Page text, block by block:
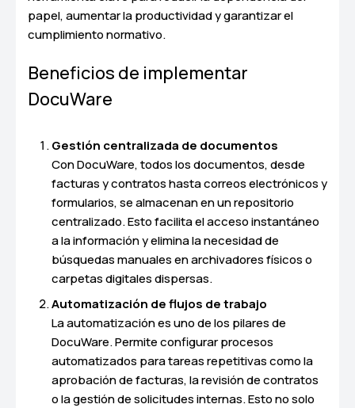
papel, aumentar la productividad y garantizar el
cumplimiento normativo.
Beneficios de implementar
DocuWare
Gestión centralizada de documentos
Con DocuWare, todos los documentos, desde
facturas y contratos hasta correos electrónicos y
formularios, se almacenan en un repositorio
centralizado. Esto facilita el acceso instantáneo
a la información y elimina la necesidad de
búsquedas manuales en archivadores físicos o
carpetas digitales dispersas.
Automatización de flujos de trabajo
La automatización es uno de los pilares de
DocuWare. Permite configurar procesos
automatizados para tareas repetitivas como la
aprobación de facturas, la revisión de contratos
o la gestión de solicitudes internas. Esto no solo